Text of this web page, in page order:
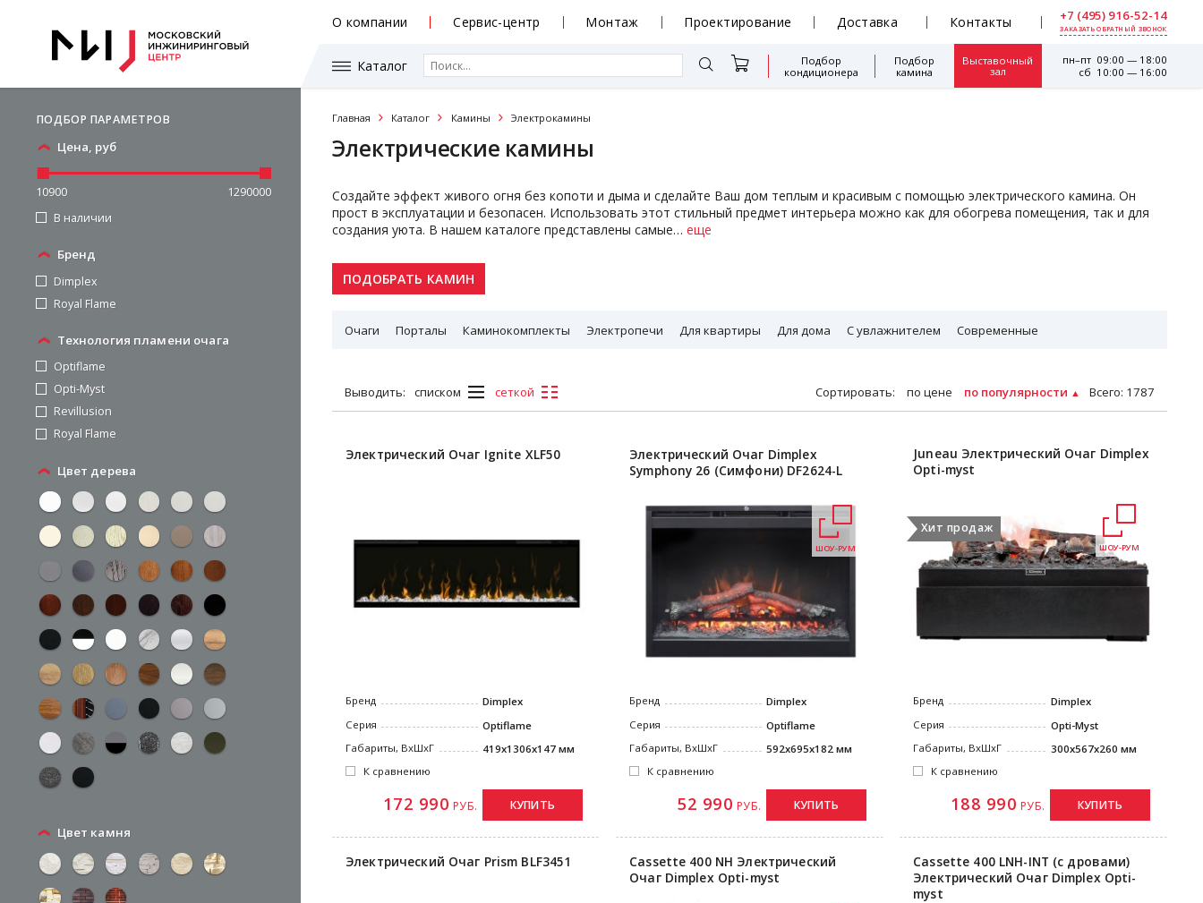
О компании Сервис-центр Монтаж Проектирование Доставка Контакты +7 (495) 916-52-14
ЗАКАЗАТЬ ОБРАТНЫЙ ЗВОНОК
Каталог
Подбор
кондиционера
Подбор
камина
Выставочный
зал
пн–пт 09:00 — 18:00
сб 10:00 — 16:00
ПОДБОР ПАРАМЕТРОВ
Цена, руб
10900
1290000
В наличии
Бренд
Dimplex
Royal Flame
Технология пламени очага
Optiflame
Opti-Myst
Revillusion
Royal Flame
Цвет дерева
Цвет камня
Главная Каталог Камины Электрокамины
Электрические камины
Создайте эффект живого огня без копоти и дыма и сделайте Ваш дом теплым и красивым с помощью электрического камина. Он
прост в эксплуатации и безопасен. Использовать этот стильный предмет интерьера можно как для обогрева помещения, так и для
создания уюта. В нашем каталоге представлены самые… еще
ПОДОБРАТЬ КАМИН
Очаги Порталы Каминокомплекты Электропечи Для квартиры Для дома С увлажнителем Современные
Выводить: списком сеткой Сортировать: по цене по популярности Всего: 1787
Электрический Очаг Ignite XLF50
Бренд
Dimplex
Серия
Optiflame
Габариты, ВxШxГ
419x1306x147 мм
К сравнению
172 990 РУБ. КУПИТЬ
Электрический Очаг Dimplex
Symphony 26 (Симфони) DF2624-L
ШОУ-РУМ
Бренд
Dimplex
Серия
Optiflame
Габариты, ВxШxГ
592x695x182 мм
К сравнению
52 990 РУБ. КУПИТЬ
Juneau Электрический Очаг Dimplex
Opti-myst
Хит продаж
ШОУ-РУМ
Бренд
Dimplex
Серия
Opti-Myst
Габариты, ВxШxГ
300x567x260 мм
К сравнению
188 990 РУБ. КУПИТЬ
Электрический Очаг Prism BLF3451
Cassette 400 NH Электрический
Очаг Dimplex Opti-myst
Cassette 400 LNH-INT (с дровами)
Электрический Очаг Dimplex Opti-
myst